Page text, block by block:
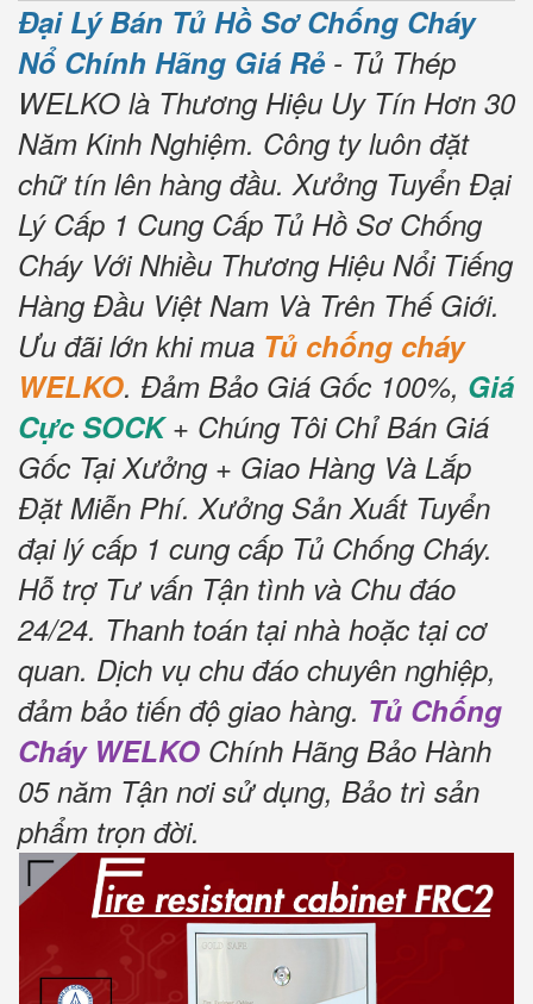
Đại Lý Bán Tủ Hồ Sơ Chống Cháy
Nổ Chính Hãng Giá Rẻ- Tủ Thép
WELKO là Thương Hiệu Uy Tín Hơn 30
Năm Kinh Nghiệm. Công ty luôn đặt
chữ tín lên hàng đầu. Xưởng Tuyển Đại
Lý Cấp 1 Cung Cấp Tủ Hồ Sơ Chống
Cháy Với Nhiều Thương Hiệu Nổi Tiếng
Hàng Đầu Việt Nam Và Trên Thế Giới.
Ưu đãi lớn khi mua Tủ chống cháy
WELKO. Đảm Bảo Giá Gốc 100%, Giá
Cực SOCK+ Chúng Tôi Chỉ Bán Giá
Gốc Tại Xưởng + Giao Hàng Và Lắp
Đặt Miễn Phí. Xưởng Sản Xuất Tuyển
đại lý cấp 1 cung cấp Tủ Chống Cháy.
Hỗ trợ Tư vấn Tận tình và Chu đáo
24/24. Thanh toán tại nhà hoặc tại cơ
quan. Dịch vụ chu đáo chuyên nghiệp,
đảm bảo tiến độ giao hàng. Tủ Chống
Cháy WELKO Chính Hãng Bảo Hành
05 năm Tận nơi sử dụng, Bảo trì sản
phẩm trọn đời.